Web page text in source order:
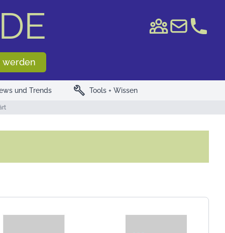
DE
WKN/ISIN
werden
und Trends build Tools + Wissen